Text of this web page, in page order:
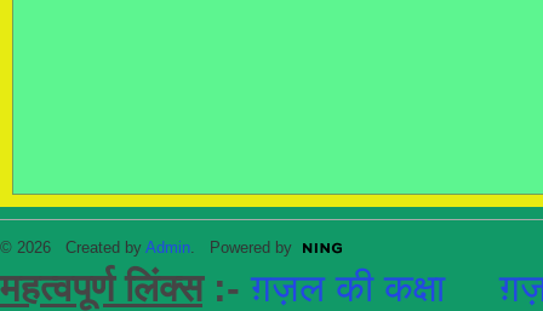
© 2026 Created by Admin . Powered by
महत्वपूर्ण लिंक्स :- ग़ज़ल की कक्षा